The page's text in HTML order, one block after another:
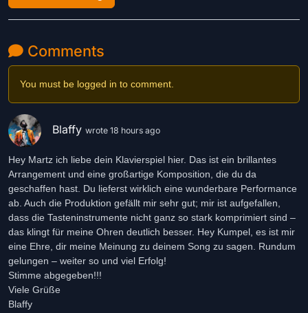
Comments
You must be logged in to comment.
Blaffy wrote 18 hours ago
Hey Martz ich liebe dein Klavierspiel hier. Das ist ein brillantes
Arrangement und eine großartige Komposition, die du da
geschaffen hast. Du lieferst wirklich eine wunderbare Performance
ab. Auch die Produktion gefällt mir sehr gut; mir ist aufgefallen,
dass die Tasteninstrumente nicht ganz so stark komprimiert sind –
das klingt für meine Ohren deutlich besser. Hey Kumpel, es ist mir
eine Ehre, dir meine Meinung zu deinem Song zu sagen. Rundum
gelungen – weiter so und viel Erfolg!
Stimme abgegeben!!!
Viele Grüße
Blaffy